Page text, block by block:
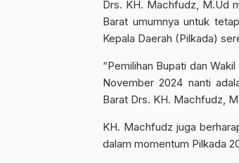
Drs. KH. Machfudz, M.Ud
Barat umumnya untuk
Kepala Daerah (Pilkada)
“Pemilihan Bupati dan
November 2024 nanti
Barat Drs. KH. Machfudz,
KH. Machfudz juga
dalam momentum Pilkada